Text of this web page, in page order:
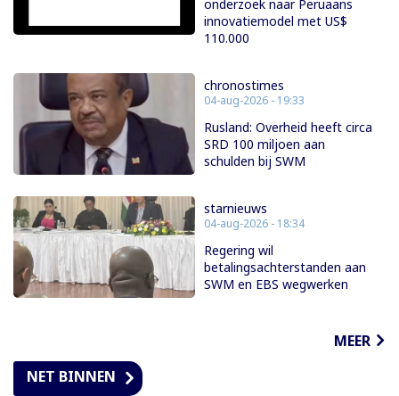
onderzoek naar Peruaans
innovatiemodel met US$
110.000
chronostimes
04-aug-2026 - 19:33
Rusland: Overheid heeft circa
SRD 100 miljoen aan
schulden bij SWM
starnieuws
04-aug-2026 - 18:34
Regering wil
betalingsachterstanden aan
SWM en EBS wegwerken
MEER
NET BINNEN